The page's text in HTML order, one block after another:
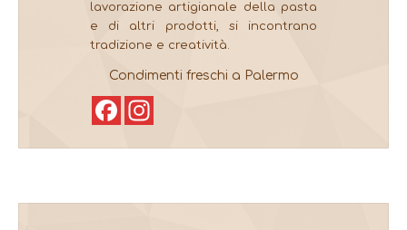
lavorazione artigianale della pasta
e di altri prodotti, si incontrano
tradizione e creatività.
Condimenti freschi a Palermo
Facebook